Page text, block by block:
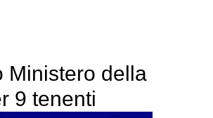
Ministero della
9 tenenti